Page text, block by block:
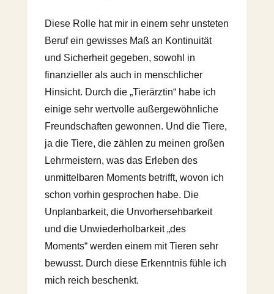
Diese Rolle hat mir in einem sehr unsteten
Beruf ein gewisses Maß an Kontinuität
und Sicherheit gegeben, sowohl in
finanzieller als auch in menschlicher
Hinsicht. Durch die „Tierärztin“ habe ich
einige sehr wertvolle außergewöhnliche
Freundschaften gewonnen. Und die Tiere,
ja die Tiere, die zählen zu meinen großen
Lehrmeistern, was das Erleben des
unmittelbaren Moments betrifft, wovon ich
schon vorhin gesprochen habe. Die
Unplanbarkeit, die Unvorhersehbarkeit
und die Unwiederholbarkeit „des
Moments“ werden einem mit Tieren sehr
bewusst. Durch diese Erkenntnis fühle ich
mich reich beschenkt.